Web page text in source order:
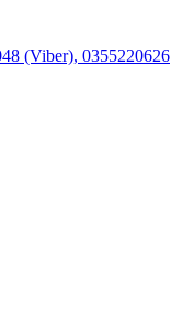
(Viber), 0355220626